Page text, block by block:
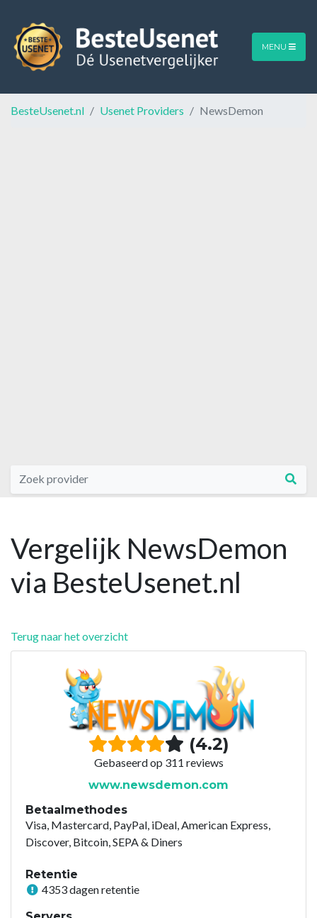
MENU
BesteUsenet.nl Usenet Providers NewsDemon
Vergelijk NewsDemon
via BesteUsenet.nl
Terug naar het overzicht
(4.2)
Gebaseerd op 311 reviews
www.newsdemon.com
Betaalmethodes
Visa, Mastercard, PayPal, iDeal, American Express,
Discover, Bitcoin, SEPA & Diners
Retentie
4353 dagen retentie